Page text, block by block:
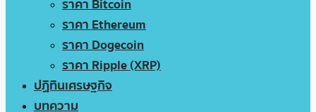
ราคา Bitcoin
ราคา Ethereum
ราคา Dogecoin
ราคา Ripple (XRP)
ปฏิทินเศรษฐกิจ
บทความ